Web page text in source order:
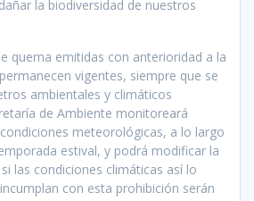
la biodiversidad de nuestros
quema emitidas con anterioridad a la
vigentes, siempre que se
ambientales y climáticos
de Ambiente monitoreará
meteorológicas, a lo largo
estival, y podrá modificar la
las condiciones climáticas así lo
con esta prohibición serán